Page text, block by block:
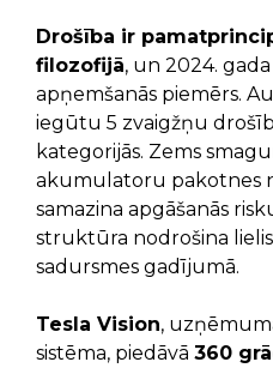
Drošība ir
filozofijā, un 2024.
apņemšanās piemērs.
iegūtu 5 zvaigžņu
kategorijās. Zems
akumulatoru pakotnes
samazina apgāšanās
struktūra nodrošina
sadursmes gadījumā.
Tesla Vision,
sistēma, piedāvā 360